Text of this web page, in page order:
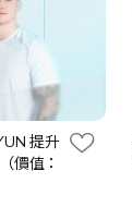
提升
價值：